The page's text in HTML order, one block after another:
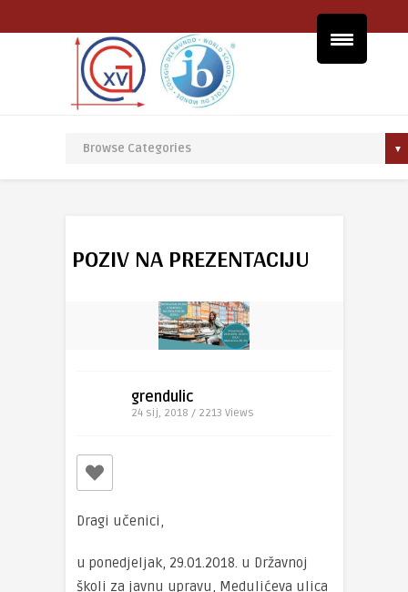
POZIV NA PREZENTACIJU
grendulic
24 sij, 2018 / 2213 Views
Dragi učenici,
u ponedjeljak, 29.01.2018. u Državnoj
školi za javnu upravu, Medulićeva ulica